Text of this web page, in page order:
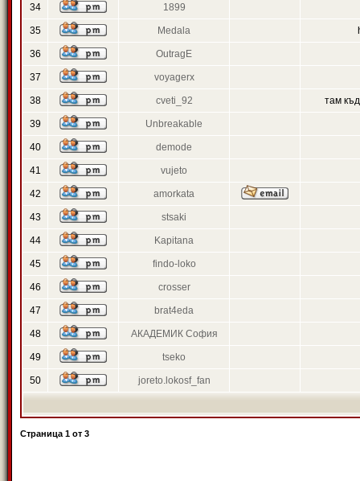
34 1899
35 Medala
36 OutragE
37 voyagerx
38 cveti_92 там
39 Unbreakable
40 demode
41 vujeto
42 amorkata
43 stsaki
44 Kapitana
45 findo-loko
46 crosser
47 brat4eda
48 АКАДЕМИК София
49 tseko
50 joreto.lokosf_fan
Страница 1 от 3